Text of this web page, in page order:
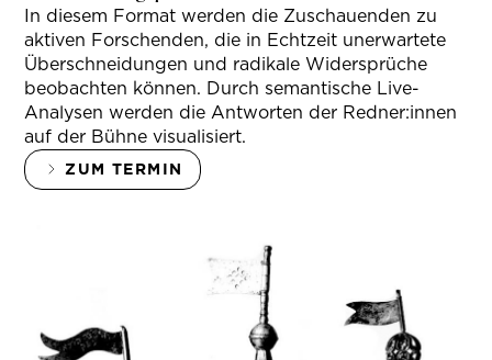
In diesem Format werden die Zuschauenden zu
aktiven Forschenden, die in Echtzeit unerwartete
Überschneidungen und radikale Widersprüche
beobachten können. Durch semantische Live-
Analysen werden die Antworten der Redner:innen
auf der Bühne visualisiert.
ZUM TERMIN